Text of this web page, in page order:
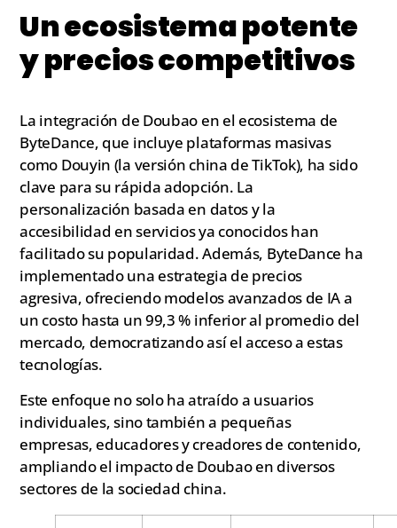
Un ecosistema potente
y precios competitivos
La integración de Doubao en el ecosistema de
ByteDance, que incluye plataformas masivas
como Douyin (la versión china de TikTok), ha sido
clave para su rápida adopción. La
personalización basada en datos y la
accesibilidad en servicios ya conocidos han
facilitado su popularidad. Además, ByteDance ha
implementado una estrategia de precios
agresiva, ofreciendo modelos avanzados de IA a
un costo hasta un 99,3 % inferior al promedio del
mercado, democratizando así el acceso a estas
tecnologías.
Este enfoque no solo ha atraído a usuarios
individuales, sino también a pequeñas
empresas, educadores y creadores de contenido,
ampliando el impacto de Doubao en diversos
sectores de la sociedad china.